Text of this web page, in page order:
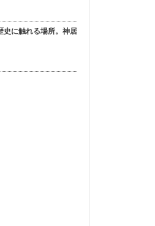
史に触れる場所。神居